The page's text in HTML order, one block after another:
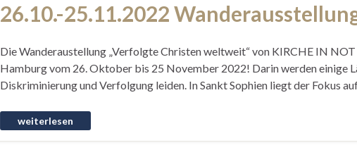
26.10.-25.11.2022
Die Wanderaustellung „Verfolgte Christen weltweit“ von KIRCHE IN
Hamburg vom 26. Oktober bis 25 November 2022! Darin werden einige
Diskriminierung und Verfolgung leiden. In Sankt Sophien liegt der Fokus